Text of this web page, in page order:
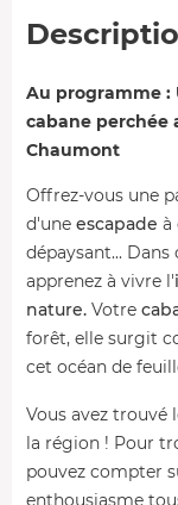
Au programme :
cabane perchée
Chaumont
Offrez-vous une
d'une escapade à
dépaysant... Dans
apprenez à vivre l'
nature. Votre
forêt, elle surgit
cet océan de
Vous avez trouvé
la région ! Pour
pouvez compter
enthousiasme